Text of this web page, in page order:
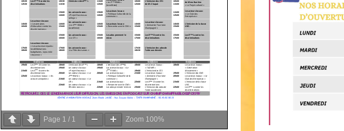
S
Page 1 / 1 Zoom 100%